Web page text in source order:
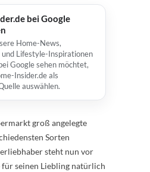
bei Google
Home-News,
Lifestyle-Inspirationen
Google sehen möchtet,
Insider.de als
auswählen.
groß angelegte
Sorten
steht nun vor
seinen Liebling natürlich